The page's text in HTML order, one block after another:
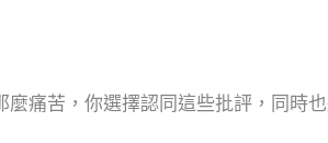
痛苦，你選擇認同這些批評，同時